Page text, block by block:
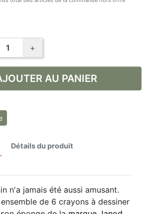
+
AU PANIER
Détails du produit
n'a jamais été aussi amusant.
de 6 crayons à dessiner